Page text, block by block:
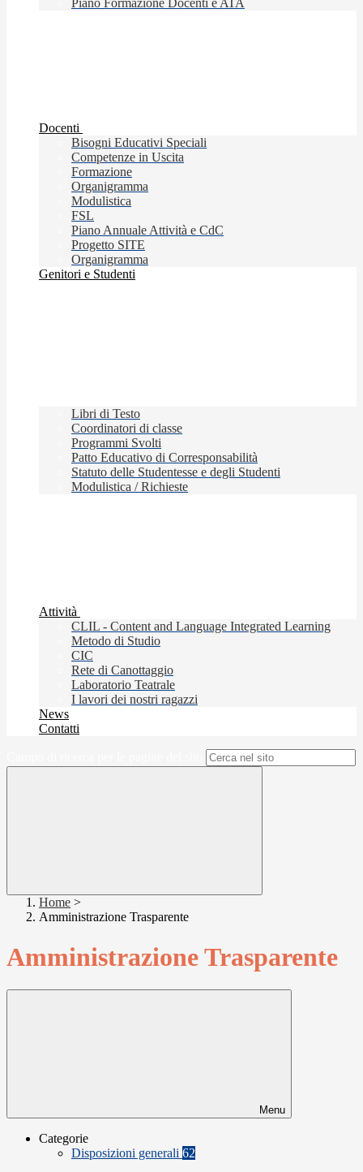
Piano Formazione Docenti e ATA
Docenti
Bisogni Educativi Speciali
Competenze in Uscita
Formazione
Organigramma
Modulistica
FSL
Piano Annuale Attività e CdC
Progetto SITE
Organigramma
Genitori e Studenti
Libri di Testo
Coordinatori di classe
Programmi Svolti
Patto Educativo di Corresponsabilità
Statuto delle Studentesse e degli Studenti
Modulistica / Richieste
Attività
CLIL - Content and Language Integrated Learning
Metodo di Studio
CIC
Rete di Canottaggio
Laboratorio Teatrale
I lavori dei nostri ragazzi
News
Contatti
Home >
Amministrazione Trasparente
Amministrazione Trasparente
Menu
Categorie
Disposizioni generali 62